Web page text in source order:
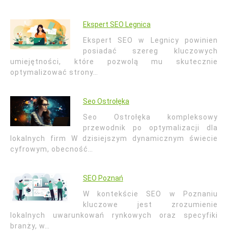
Ekspert SEO Legnica
Ekspert SEO w Legnicy powinien
posiadać szereg kluczowych
umiejętności, które pozwolą mu skutecznie
optymalizować strony…
Seo Ostrołęka
Seo Ostrołęka kompleksowy
przewodnik po optymalizacji dla
lokalnych firm W dzisiejszym dynamicznym świecie
cyfrowym, obecność…
SEO Poznań
W kontekście SEO w Poznaniu
kluczowe jest zrozumienie
lokalnych uwarunkowań rynkowych oraz specyfiki
branży, w…